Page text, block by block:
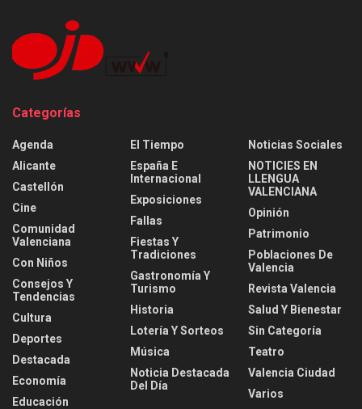
Categorías
Agenda
Alicante
Castellón
Cine
Comunidad
Valenciana
Con Niños
Consejos Y
Tendencias
Cultura
Deportes
Destacada
Economía
Educación
El Tiempo
España E
Internacional
Exposiciones
Fallas
Fiestas Y
Tradiciones
Gastronomía Y
Turismo
Historia
Lotería Y Sorteos
Música
Noticia Destacada
Del Día
Noticias Sociales
NOTICIES EN
LLENGUA
VALENCIANA
Opinión
Patrimonio
Poblaciones De
Valencia
Revista Valencia
Salud Y Bienestar
Sin Categoría
Teatro
Valencia Ciudad
Varios